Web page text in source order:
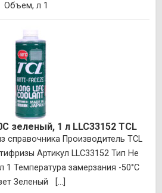
Объем, л 1
зеленый, 1 л LLC33152 TCL
справочника Производитель TCL
Артикул LLC33152 Тип Не
1 Температура замерзания -50°C
Зеленый [...]